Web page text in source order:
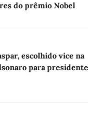
do prêmio Nobel
escolhido vice na
para presidente